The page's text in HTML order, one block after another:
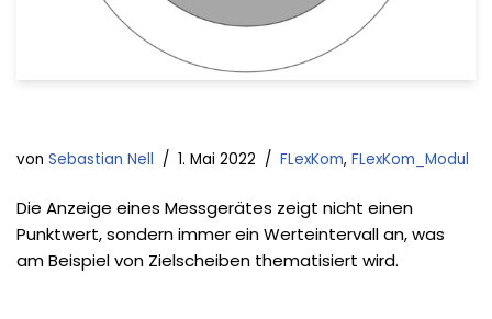
von Sebastian Nell 1. Mai 2022 FLexKom, FLexKom_Modul
Die Anzeige eines Messgerätes zeigt nicht einen
Punktwert, sondern immer ein Werteintervall an, was
am Beispiel von Zielscheiben thematisiert wird.